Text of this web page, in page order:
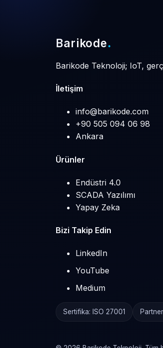
Barikode.
Barikode Teknoloji; IoT,
İletişim
info@barikode.com
+90 505 094 06 98
Ankara
Ürünler
Endüstri 4.0
SCADA Yazılımı
Yapay Zeka
Bizi Takip Edin
LinkedIn
YouTube
Medium
Sertifika: ISO 27001